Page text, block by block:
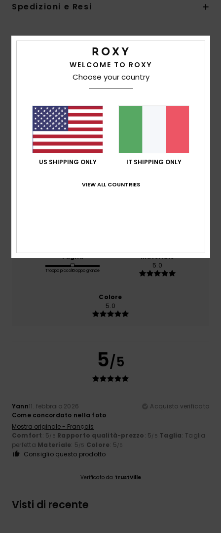
Spedizioni e Resi
Recensioni dei clienti
Punteggio medio
5.0
basato su1 recensioni verificate
Il 100% dei nostri clienti consiglia questo prodotto
5.0
Taglia
Troppo piccoloTroppo grande
Materiale
5.0
Colore
5.0
5/5
Yann11. febbraio 2026
Acquisto verificato
Come concordato nella foto
Mostra originale - Français
Comfort: 5/5 Rapporto qualità-prezzo: 5/5 Taglia: Taglia
perfetta Materiale: 5/5 Colore: 5/5
Consiglio questo prodotto
Verificato da TrustVille
Visti di recente
WELCOME TO ROXY
Choose your country
US SHIPPING ONLY IT SHIPPING ONLY
VIEW ALL COUNTRIES